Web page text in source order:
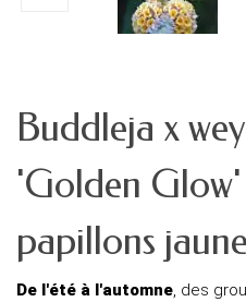
Buddleja x
'Golden
papillons jaune
De l'été à l'automne, des